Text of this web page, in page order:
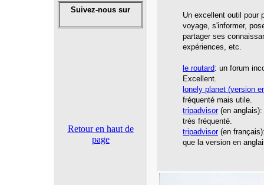
Suivez-nous sur
Retour en haut de
page
Un excellent outil pour
voyage, s'informer,
partager ses
expériences, etc.
le routard: un forum
Excellent.
lonely planet (version
fréquenté mais utile.
tripadvisor(en anglais):
très fréquenté.
tripadvisor(en
que la version en